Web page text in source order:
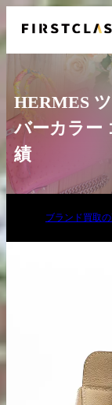
03-
HERMES
バーカラー
績
ブランド買取